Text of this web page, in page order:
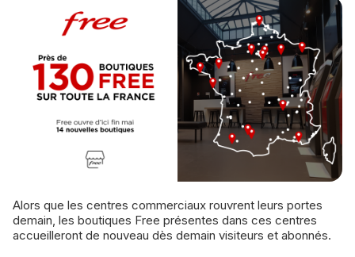
Alors que les centres commerciaux rouvrent leurs portes
demain, les boutiques Free présentes dans ces centres
accueilleront de nouveau dès demain visiteurs et abonnés.